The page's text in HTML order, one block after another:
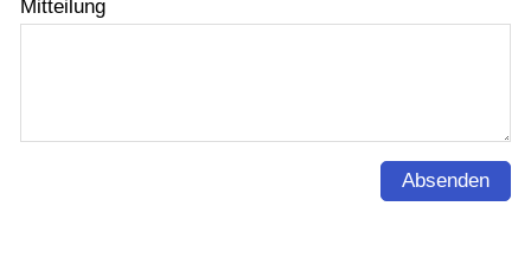
Mitteilung
Absenden